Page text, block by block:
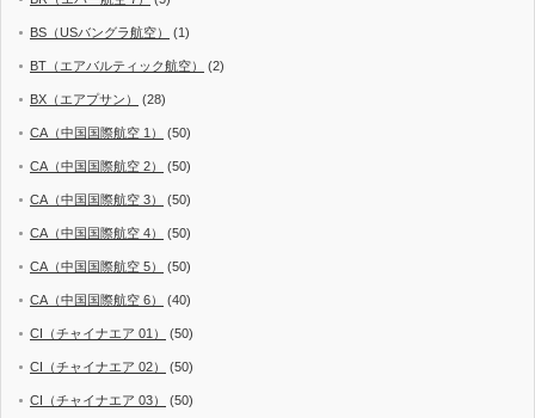
BS（USバングラ航空） (1)
BT（エアバルティック航空） (2)
BX（エアプサン） (28)
CA（中国国際航空 1） (50)
CA（中国国際航空 2） (50)
CA（中国国際航空 3） (50)
CA（中国国際航空 4） (50)
CA（中国国際航空 5） (50)
CA（中国国際航空 6） (40)
CI（チャイナエア 01） (50)
CI（チャイナエア 02） (50)
CI（チャイナエア 03） (50)